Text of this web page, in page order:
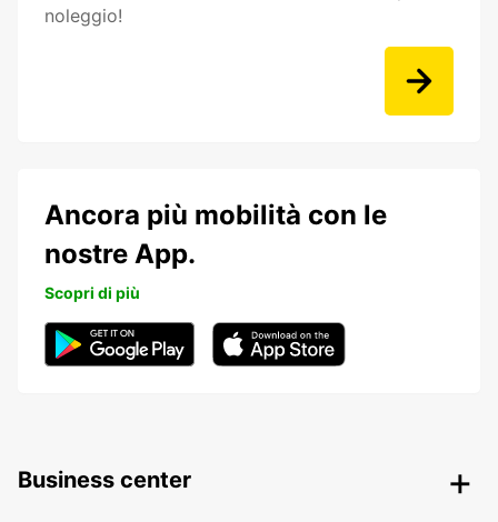
noleggio!
Ancora più mobilità con le
nostre App.
Scopri di più
Business center